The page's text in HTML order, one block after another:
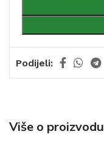
Podijeli:
Više o proizvodu